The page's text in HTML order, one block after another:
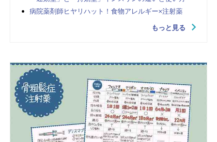
病院薬剤師ヒヤリハット！食物アレルギー×注射薬
もっと見る